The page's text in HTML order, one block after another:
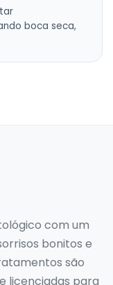
boca seca,
com um
bonitos e
são
licenciadas para